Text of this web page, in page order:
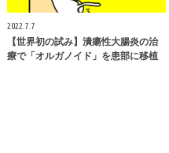
2022.7.7
【世界初の試み】潰瘍性大腸炎の治
療で「オルガノイド」を患部に移植